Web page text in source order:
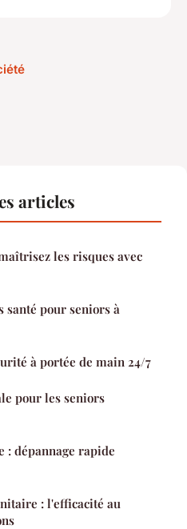
articles
les risques avec
santé pour seniors à
à portée de main 24/7
pour les seniors
dépannage rapide
: l'efficacité au